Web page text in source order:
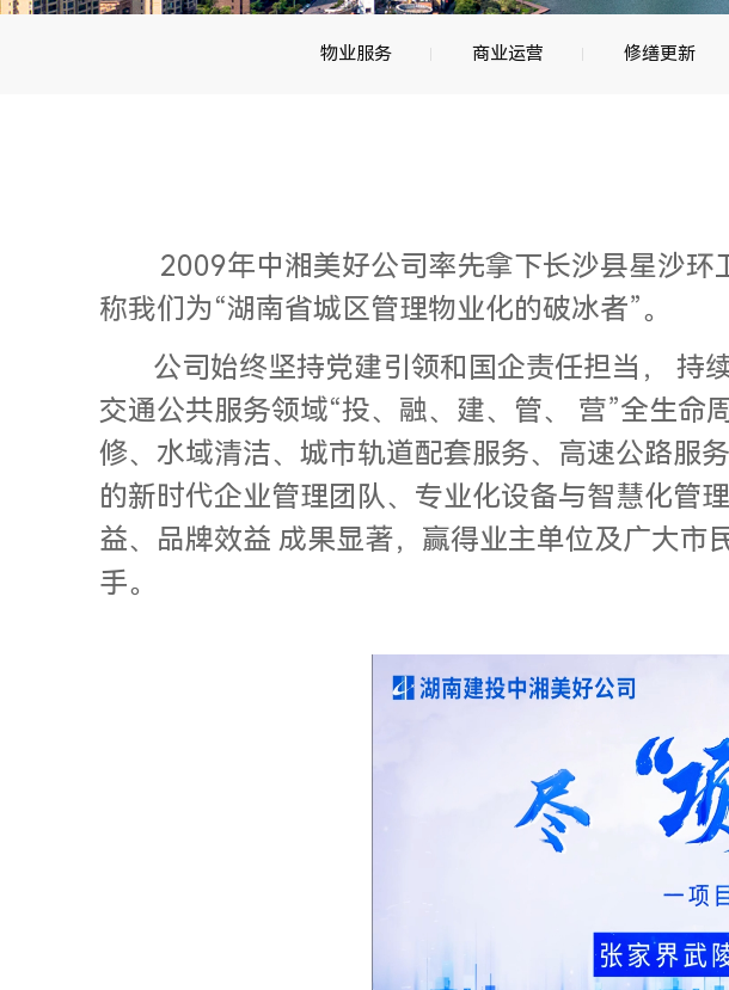
物业服务 商业运营 修缮更新
2009年中湘美好公司率先拿下长沙县星沙
称我们为“湖南省城区管理物业化的破冰者”。
公司始终坚持党建引领和国企责任担当， 持
交通公共服务领域“投、融、建、管、 营”全生
修、水域清洁、城市轨道配套服务、高速公路服
的新时代企业管理团队、专业化设备与智慧化管
益、品牌效益 成果显著，赢得业主单位及广大市
手。